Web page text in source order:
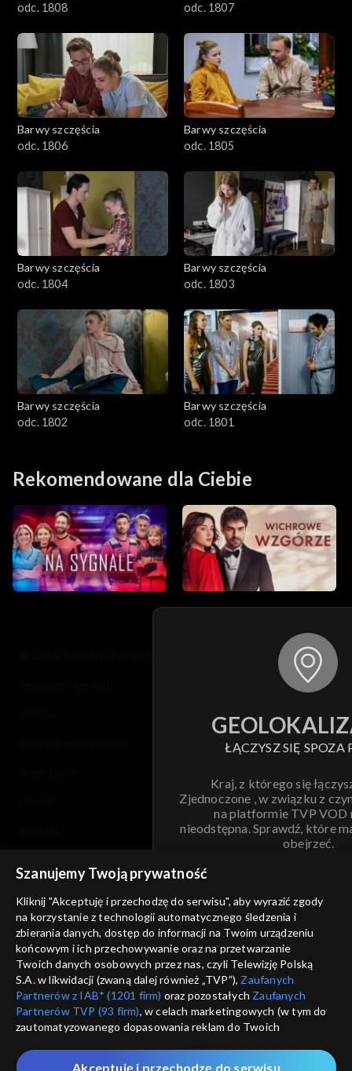
odc. 1808
odc. 1807
Barwy szczęścia
odc. 1806
Barwy szczęścia
odc. 1805
Barwy szczęścia
odc. 1804
Barwy szczęścia
odc. 1803
Barwy szczęścia
odc. 1802
Barwy szczęścia
odc. 1801
Rekomendowane dla Ciebie
ŁĄCZYSZ SIĘ SPOZA
Kraj, z którego się
Zjednoczone , w związku z
na platformie TVP VOD
nieodstępna. Sprawdź, które
obejrzeć.
ANULUJ
informacje o dostawcy usług
Szanujemy Twoją prywatność
Kliknij "Akceptuję i przechodzę do serwisu", aby wyrazić zgody
na korzystanie z technologii automatycznego śledzenia i
zbierania danych, dostęp do informacji na Twoim urządzeniu
końcowym i ich przechowywanie oraz na przetwarzanie
Twoich danych osobowych przez nas, czyli Telewizję Polską
S.A. w likwidacji (zwaną dalej również „TVP”), Zaufanych
Partnerów z IAB* (1201 firm) oraz pozostałych Zaufanych
Partnerów TVP (93 firm), w celach marketingowych (w tym do
zautomatyzowanego dopasowania reklam do Twoich
które wskazujemy poniżej, a także zgody na udostępnianie
Akceptuję i przechodzę do serwisu